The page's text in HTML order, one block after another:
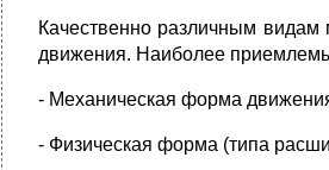
Качественно различным
движения. Наиболее
- Механическая форма
- Физическая форма (типа